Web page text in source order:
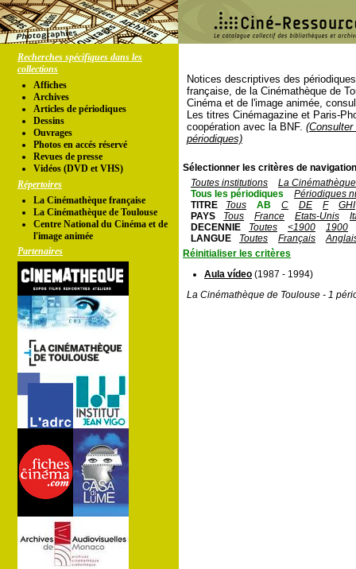
Recherches spécifiques dans les
collections
Affiches
Archives
Articles de périodiques
Dessins
Ouvrages
Photos en accés réservé
Revues de presse
Vidéos (DVD et VHS)
Répertoires
La Cinémathèque française
La Cinémathèque de Toulouse
Centre National du Cinéma et de
l'image animée
Partenaires
Notices descriptives des
française, de la Cinémathèque de
Cinéma et de l'image animée,
Les titres Cinémagazine et Paris-
coopération avec la BNF.
périodiques)
Sélectionner les critères de
Toutes institutions
La
Tous les périodiques
Périodiques
TITRE
Tous AB C DE F
GHI
PAYS
Tous France Etats-Unis
DECENNIE
Toutes <1900
1900
LANGUE
Toutes Français
Réinitialiser les critères
Aula vídeo (1987 - 1994)
La Cinémathèque de Toulouse - 1